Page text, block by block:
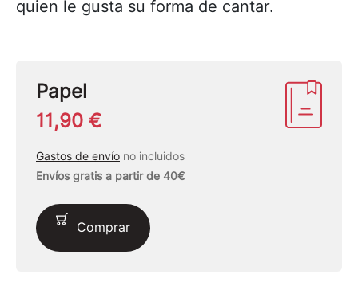
quien le gusta su forma de cantar.
Papel
11,90 €
Gastos de envío no incluidos
Envíos gratis a partir de 40€
Comprar